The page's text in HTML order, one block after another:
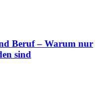
Beruf – Warum nur
sind